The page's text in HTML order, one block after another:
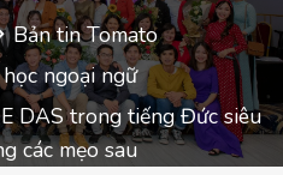
Bản tin Tomato
ngoại ngữ
DAS trong tiếng Đức siêu
các mẹo sau